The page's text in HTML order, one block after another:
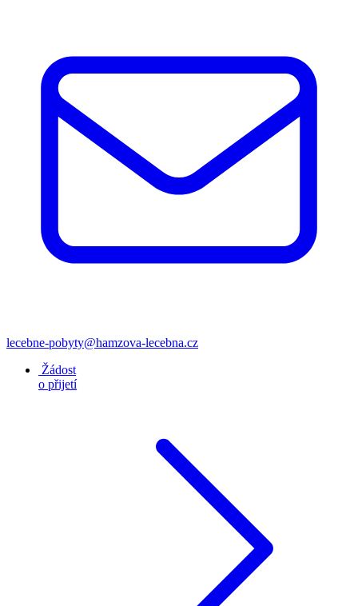
lecebne-pobyty@hamzova-lecebna.cz
Žádost
o přijetí